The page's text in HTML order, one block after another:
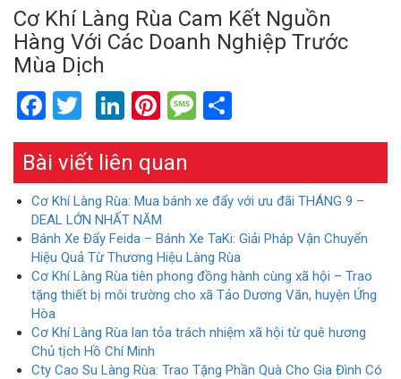
Cơ Khí Làng Rùa Cam Kết Nguồn
Hàng Với Các Doanh Nghiệp Trước
Mùa Dịch
Facebook
TwitterLinkedIn
Pinterest
Message
Bài viết liên quan
Cơ Khí Làng Rùa: Mua bánh xe đẩy với ưu đãi THÁNG 9 –
DEAL LỚN NHẤT NĂM
Bánh Xe Đẩy Feida – Bánh Xe TaKi: Giải Pháp Vận Chuyển
Hiệu Quả Từ Thương Hiệu Làng Rùa
Cơ Khí Làng Rùa tiên phong đồng hành cùng xã hội – Trao
tặng thiết bị môi trường cho xã Tảo Dương Văn, huyện Ứng
Hòa
Cơ Khí Làng Rùa lan tỏa trách nhiệm xã hội từ quê hương
Chủ tịch Hồ Chí Minh
Cty Cao Su Làng Rùa: Trao Tặng Phần Quà Cho Gia Đình Có